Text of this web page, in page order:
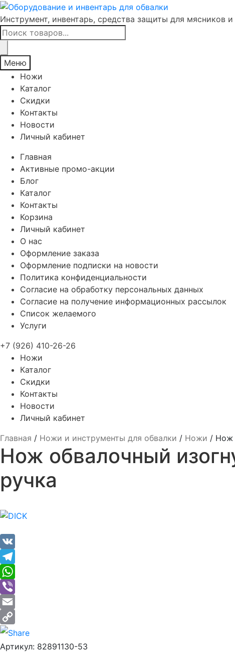
Инструмент, инвентарь, средства защиты для мясников
Поиск
товаров
Меню
Ножи
Каталог
Скидки
Контакты
Новости
Личный кабинет
Главная
Активные промо-акции
Блог
Каталог
Контакты
Корзина
Личный кабинет
О нас
Оформление заказа
Оформление подписки на новости
Политика конфиденциальности
Согласие на обработку персональных данных
Согласие на получение информационных рассылок
Список желаемого
Услуги
+7 (926) 410-26-26
Ножи
Каталог
Скидки
Контакты
Новости
Личный кабинет
Главная / Ножи и инструменты для обвалки / Ножи / Нож
Нож обвалочный
ручка
VK
Telegram
WhatsApp
Viber
Email
Copy
Link
Артикул: 82891130-53